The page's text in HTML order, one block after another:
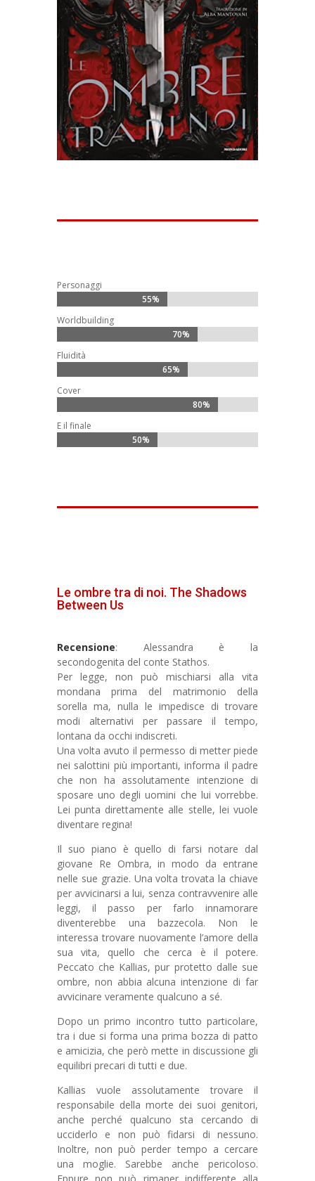
Personaggi
55%
55%
Worldbuilding
70%
70%
Fluidità
65%
65%
Cover
80%
80%
E il finale
50%
50%
Le ombre tra di noi. The Shadows
Between Us
Recensione: Alessandra è la
secondogenita del conte Stathos.
Per legge, non può mischiarsi alla vita
mondana prima del matrimonio della
sorella ma, nulla le impedisce di trovare
modi alternativi per passare il tempo,
lontana da occhi indiscreti.
Una volta avuto il permesso di metter piede
nei salottini più importanti, informa il padre
che non ha assolutamente intenzione di
sposare uno degli uomini che lui vorrebbe.
Lei punta direttamente alle stelle, lei vuole
diventare regina!
Il suo piano è quello di farsi notare dal
giovane Re Ombra, in modo da entrane
nelle sue grazie. Una volta trovata la chiave
per avvicinarsi a lui, senza contravvenire alle
leggi, il passo per farlo innamorare
diventerebbe una bazzecola. Non le
interessa trovare nuovamente l’amore della
sua vita, quello che cerca è il potere.
Peccato che Kallias, pur protetto dalle sue
ombre, non abbia alcuna intenzione di far
avvicinare veramente qualcuno a sé.
Dopo un primo incontro tutto particolare,
tra i due si forma una prima bozza di patto
e amicizia, che però mette in discussione gli
equilibri precari di tutti e due.
Kallias vuole assolutamente trovare il
responsabile della morte dei suoi genitori,
anche perché qualcuno sta cercando di
ucciderlo e non può fidarsi di nessuno.
Inoltre, non può perder tempo a cercare
una moglie. Sarebbe anche pericoloso.
Eppure non può rimaner indifferente alla